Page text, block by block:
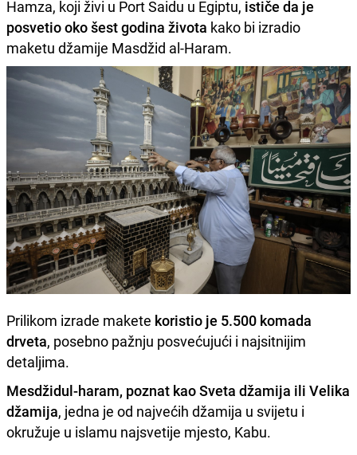
Hamza, koji živi u Port Saidu u Egiptu, ističe da je
posvetio oko šest godina života kako bi izradio
maketu džamije Masdžid al-Haram.
Prilikom izrade makete koristio je 5.500 komada
drveta, posebno pažnju posvećujući i najsitnijim
detaljima.
Mesdžidul-haram, poznat kao Sveta džamija ili Velika
džamija, jedna je od najvećih džamija u svijetu i
okružuje u islamu najsvetije mjesto, Kabu.